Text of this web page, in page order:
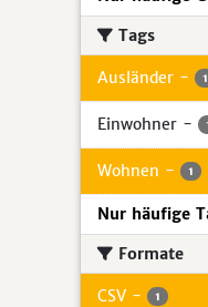
Tags
Ausländer - 1
Einwohner -
Wohnen - 1
Nur häufige
Formate
CSV - 1